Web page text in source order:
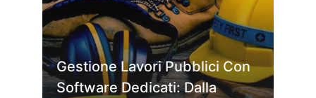
Gestione Lavori Pubblici Con
Software Dedicati: Dalla